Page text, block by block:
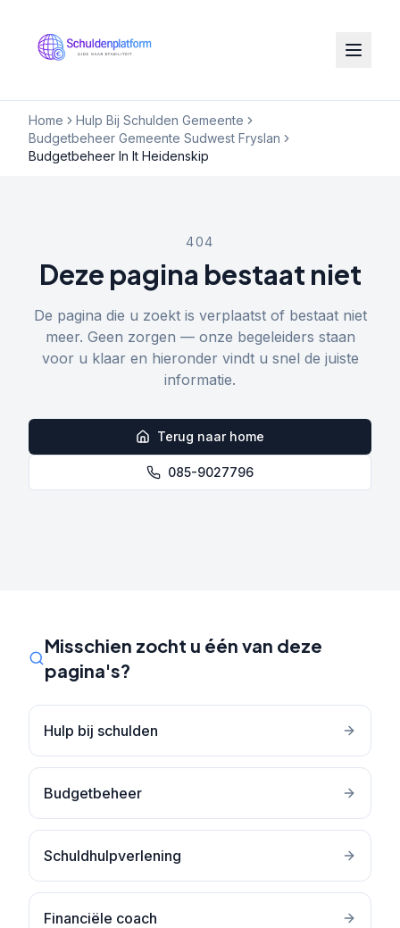
Home
Hulp Bij Schulden Gemeente
Budgetbeheer Gemeente Sudwest Fryslan
Budgetbeheer In It Heidenskip
404
Deze pagina bestaat niet
De pagina die u zoekt is verplaatst of bestaat niet
meer. Geen zorgen — onze begeleiders staan
voor u klaar en hieronder vindt u snel de juiste
informatie.
Terug naar home
085-9027796
Misschien zocht u één van deze
pagina's?
Hulp bij schulden
Budgetbeheer
Schuldhulpverlening
Financiële coach